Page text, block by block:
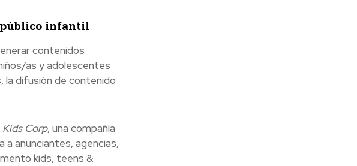
público infantil
contenidos
as y adolescentes
la difusión de contenido
Kids Corp, una compañía
anunciantes, agencias,
kids, teens &